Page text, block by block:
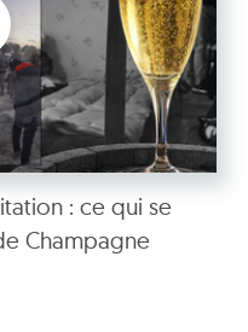
: ce qui se
Champagne